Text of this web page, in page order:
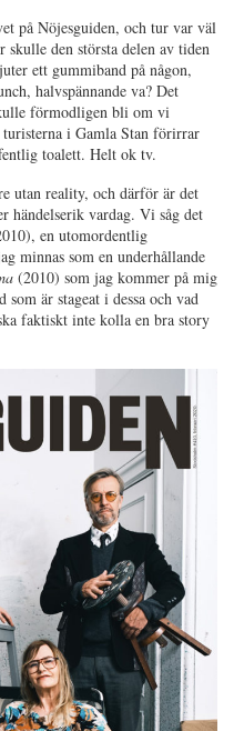
på Nöjesguiden, och tur var väl
skulle den största delen av tiden
ett gummiband på någon,
halvspännande va? Det
förmodligen bli om vi
turisterna i Gamla Stan förirrar
toalett. Helt ok tv.
utan reality, och därför är det
händelserik vardag. Vi såg det
en utomordentlig
minnas som en underhållande
(2010) som jag kommer på mig
är stageat i dessa och vad
faktiskt inte kolla en bra story